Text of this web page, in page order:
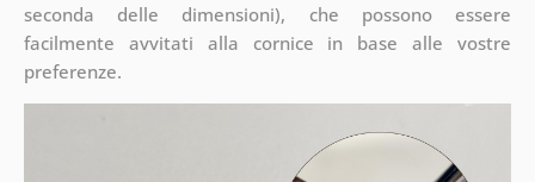
seconda delle dimensioni), che possono essere
facilmente avvitati alla cornice in base alle vostre
preferenze.